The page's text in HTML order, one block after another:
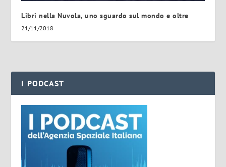
Libri nella Nuvola, uno sguardo sul mondo e oltre
21/11/2018
I PODCAST